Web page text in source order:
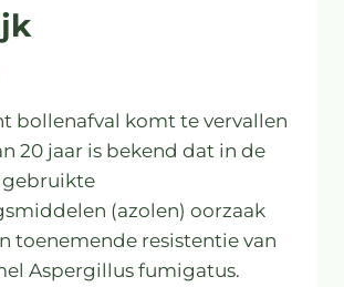
bollenafval komt te vervallen
20 jaar is bekend dat in de
(azolen) oorzaak
toenemende resistentie van
Aspergillus fumigatus.